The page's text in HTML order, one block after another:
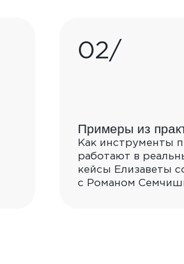
02/
Примеры из
Как инструменты
работают в
кейсы Елизаветы
с Романом
В Телеграм-канале Вас ждут
анонсы и полезные
Не спамим, а даем
Перейти в